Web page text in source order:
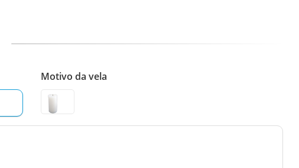
Motivo da vela